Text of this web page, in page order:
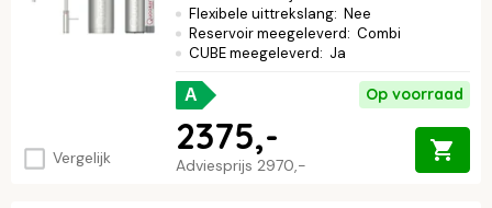
Vergelijk
Flexibele uittrekslang: Nee
Reservoir meegeleverd: Combi
CUBE meegeleverd: Ja
A Op voorraad
Adviesprijs 2970,-
2375,-